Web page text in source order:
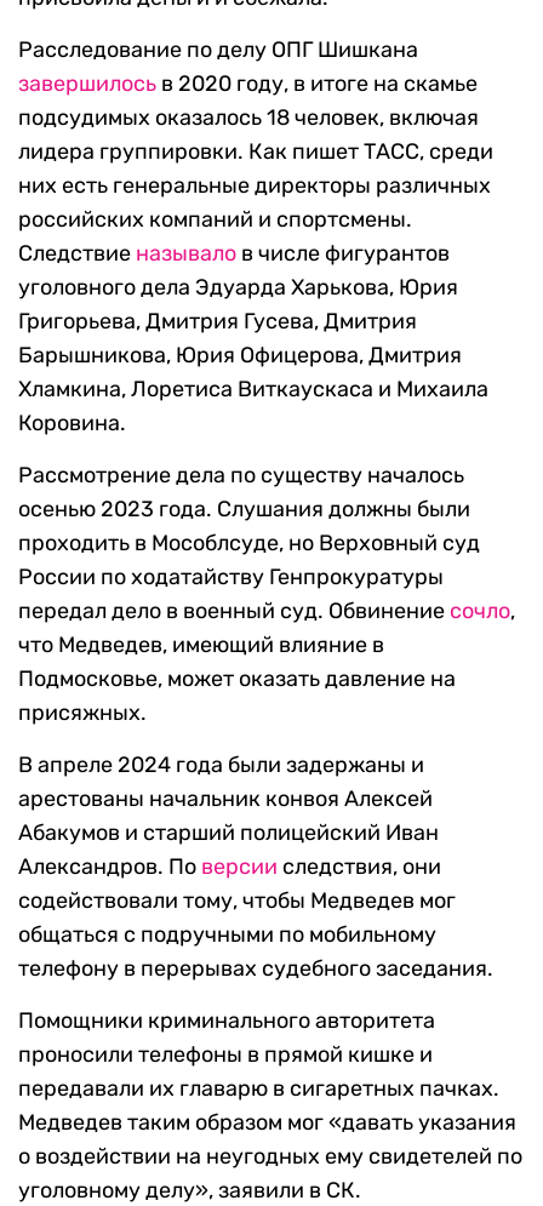
Расследование по делу ОПГ Шишкана
завершилось в 2020 году, в итоге на скамье
подсудимых оказалось 18 человек, включая
лидера группировки. Как пишет ТАСС, среди
них есть генеральные директоры различных
российских компаний и спортсмены.
Следствие называло в числе фигурантов
уголовного дела Эдуарда Харькова, Юрия
Григорьева, Дмитрия Гусева, Дмитрия
Барышникова, Юрия Офицерова, Дмитрия
Хламкина, Лоретиса Виткаускаса и Михаила
Коровина.
Рассмотрение дела по существу началось
осенью 2023 года. Слушания должны были
проходить в Мособлсуде, но Верховный суд
России по ходатайству Генпрокуратуры
передал дело в военный суд. Обвинение сочло,
что Медведев, имеющий влияние в
Подмосковье, может оказать давление на
присяжных.
В апреле 2024 года были задержаны и
арестованы начальник конвоя Алексей
Абакумов и старший полицейский Иван
Александров. По версии следствия, они
содействовали тому, чтобы Медведев мог
общаться с подручными по мобильному
телефону в перерывах судебного заседания.
Помощники криминального авторитета
проносили телефоны в прямой кишке и
передавали их главарю в сигаретных пачках.
Медведев таким образом мог «давать указания
о воздействии на неугодных ему свидетелей по
уголовному делу», заявили в СК.